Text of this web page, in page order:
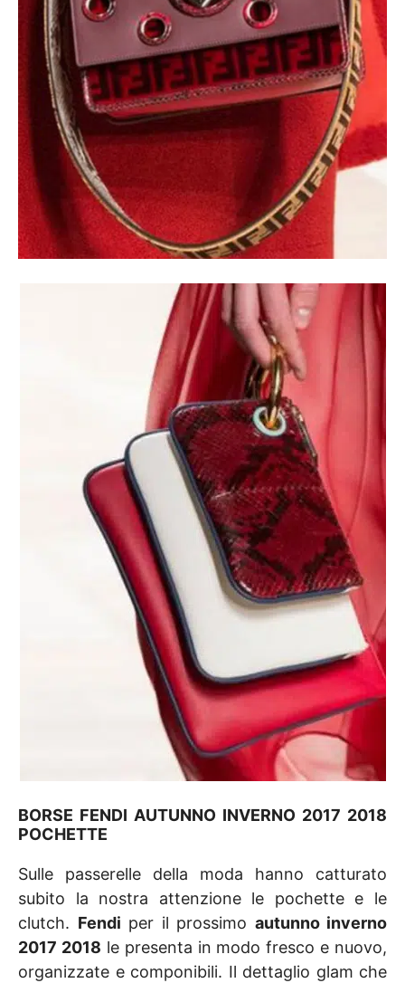
BORSE FENDI AUTUNNO INVERNO 2017 2018
POCHETTE
Sulle passerelle della moda hanno catturato
subito la nostra attenzione le pochette e le
clutch. Fendi per il prossimo autunno inverno
2017 2018 le presenta in modo fresco e nuovo,
organizzate e componibili. Il dettaglio glam che